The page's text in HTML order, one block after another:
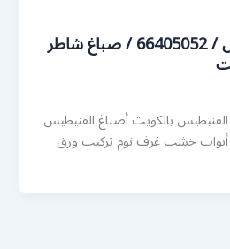
فني صباغ الفنيطيس / 66405052 / صباغ شاطر
بالكويت أصباغ الفنيطيس
خشب غرف نوم تركيب ورق